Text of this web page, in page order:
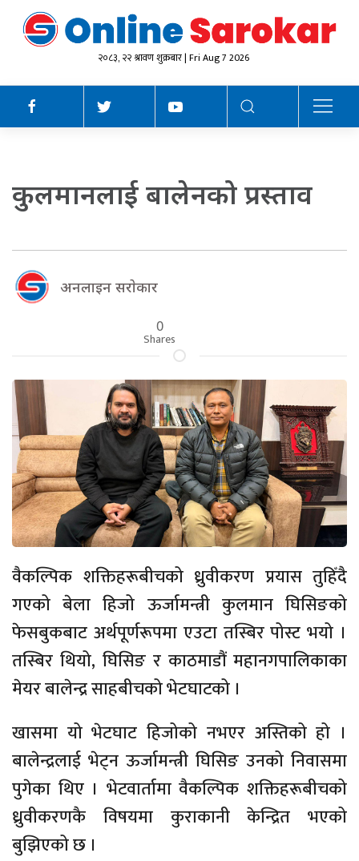
२०८३, २२ श्रावण शुक्रबार | Fri Aug 7 2026
कुलमानलाई बालेनको प्रस्ताव
अनलाइन सराेकार
0
Shares
वैकल्पिक शक्तिहरूबीचको ध्रुवीकरण प्रयास तुहिँदै
गएको बेला हिजो ऊर्जामन्त्री कुलमान घिसिङको
फेसबुकबाट अर्थपूर्णरूपमा एउटा तस्बिर पोस्ट भयो ।
तस्बिर थियो, घिसिङ र काठमाडौं महानगपालिकाका
मेयर बालेन्द्र साहबीचको भेटघाटको ।
खासमा यो भेटघाट हिजोको नभएर अस्तिको हो ।
बालेन्द्रलाई भेट्न ऊर्जामन्त्री घिसिङ उनको निवासमा
पुगेका थिए । भेटवार्तामा वैकल्पिक शक्तिहरूबीचको
ध्रुवीकरणकै विषयमा कुराकानी केन्द्रित भएको
बुझिएको छ ।